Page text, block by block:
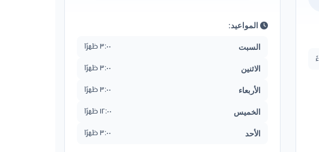
المواعيد:
السبت
٣:٠٠ ظهرًا
الاثنين ٣:٠٠ ظهرًا
الأربعاء ٣:٠٠ ظهرًا
الخميس ١٢:٠٠ ظهرًا
الأحد ٣:٠٠ ظهرًا